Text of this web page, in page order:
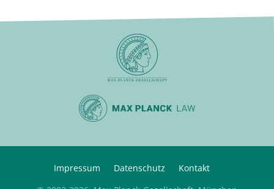
Impressum Datenschutz
Kontakt